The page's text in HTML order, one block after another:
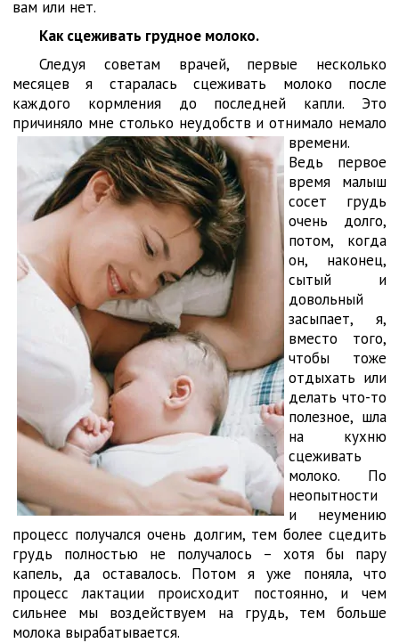
вам или нет.
Как сцеживать грудное молоко.
Следуя советам врачей, первые несколько
месяцев я старалась сцеживать молоко после
каждого кормления до последней капли. Это
причиняло мне столько неудобств и отнимало немало
времени.
Ведь первое
время малыш
сосет грудь
очень долго,
потом, когда
он, наконец,
сытый и
довольный
засыпает, я,
вместо того,
чтобы тоже
отдыхать или
делать что-то
полезное, шла
на кухню
сцеживать
молоко. По
неопытности
и неумению
процесс получался очень долгим, тем более сцедить
грудь полностью не получалось – хотя бы пару
капель, да оставалось. Потом я уже поняла, что
процесс лактации происходит постоянно, и чем
сильнее мы воздействуем на грудь, тем больше
молока вырабатывается.